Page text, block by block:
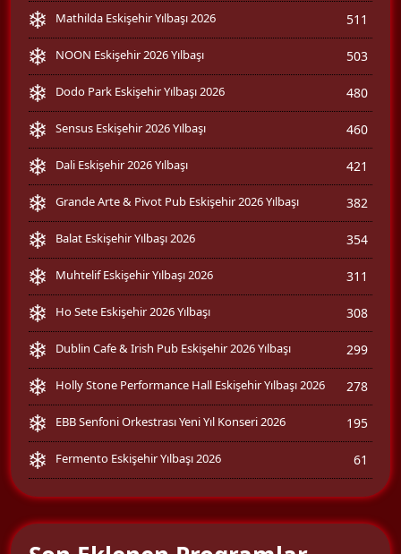
Mathilda Eskişehir Yılbaşı 2026 511
NOON Eskişehir 2026 Yılbaşı 503
Dodo Park Eskişehir Yılbaşı 2026 480
Sensus Eskişehir 2026 Yılbaşı 460
Dali Eskişehir 2026 Yılbaşı 421
Grande Arte & Pivot Pub Eskişehir 2026 Yılbaşı 382
Balat Eskişehir Yılbaşı 2026 354
Muhtelif Eskişehir Yılbaşı 2026 311
Ho Sete Eskişehir 2026 Yılbaşı 308
Dublin Cafe & Irish Pub Eskişehir 2026 Yılbaşı 299
Holly Stone Performance Hall Eskişehir Yılbaşı 2026 278
EBB Senfoni Orkestrası Yeni Yıl Konseri 2026 195
Fermento Eskişehir Yılbaşı 2026 61